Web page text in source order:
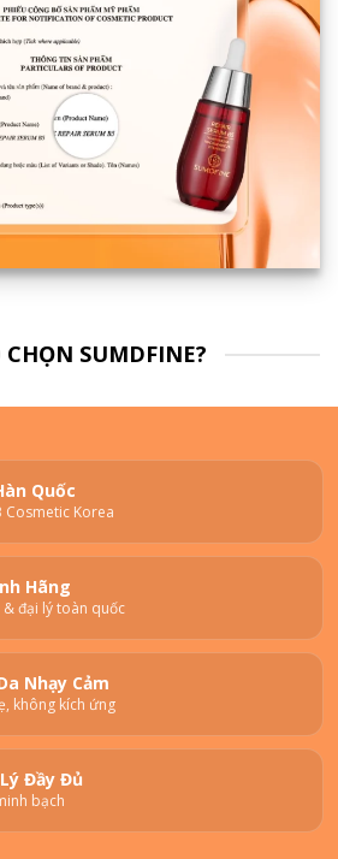
CHỌN SUMDFINE?
Quốc
Cosmetic Korea
Hãng
đại lý toàn quốc
Nhạy Cảm
không kích ứng
Đầy Đủ
bạch